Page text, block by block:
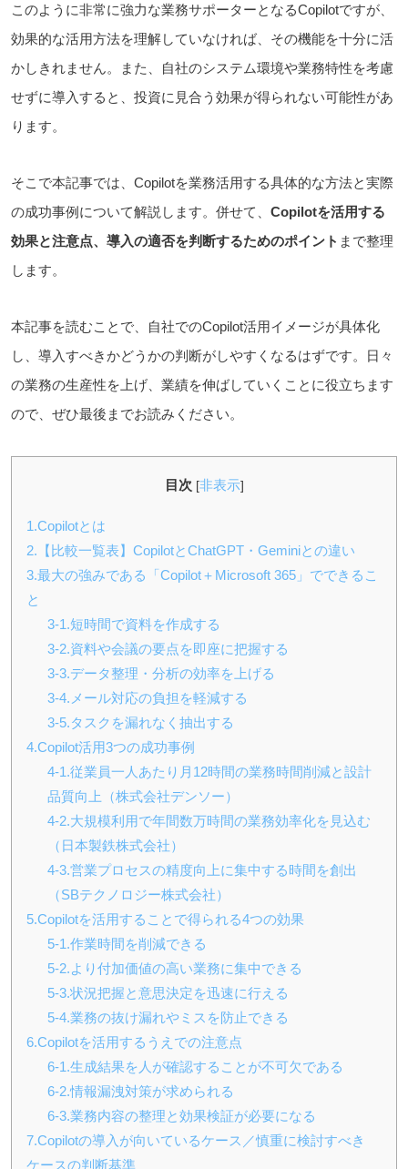
このように非常に強力な業務サポーターとなるCopilotですが、
効果的な活用方法を理解していなければ、その機能を十分に活
かしきれません。また、自社のシステム環境や業務特性を考慮
せずに導入すると、投資に見合う効果が得られない可能性があ
ります。
そこで本記事では、Copilotを業務活用する具体的な方法と実際
の成功事例について解説します。併せて、 Copilotを活用する
効果と注意点、導入の適否を判断するためのポイント まで整理
します。
本記事を読むことで、自社でのCopilot活用イメージが具体化
し、導入すべきかどうかの判断がしやすくなるはずです。日々
の業務の生産性を上げ、業績を伸ばしていくことに役立ちます
ので、ぜひ最後までお読みください。
目次 [非表示]
1.Copilotとは
2.【比較一覧表】CopilotとChatGPT・Geminiとの違い
3.最大の強みである「Copilot＋Microsoft 365」でできるこ
と
3-1.短時間で資料を作成する
3-2.資料や会議の要点を即座に把握する
3-3.データ整理・分析の効率を上げる
3-4.メール対応の負担を軽減する
3-5.タスクを漏れなく抽出する
4.Copilot活用3つの成功事例
4-1.従業員一人あたり月12時間の業務時間削減と設計
品質向上（株式会社デンソー）
4-2.大規模利用で年間数万時間の業務効率化を見込む
（日本製鉄株式会社）
4-3.営業プロセスの精度向上に集中する時間を創出
（SBテクノロジー株式会社）
5.Copilotを活用することで得られる4つの効果
5-1.作業時間を削減できる
5-2.より付加価値の高い業務に集中できる
5-3.状況把握と意思決定を迅速に行える
5-4.業務の抜け漏れやミスを防止できる
6.Copilotを活用するうえでの注意点
6-1.生成結果を人が確認することが不可欠である
6-2.情報漏洩対策が求められる
6-3.業務内容の整理と効果検証が必要になる
7.Copilotの導入が向いているケース／慎重に検討すべき
ケースの判断基準